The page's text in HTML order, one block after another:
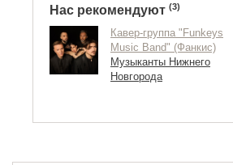
Нас рекомендуют (3)
Кавер-группа "Funkeys
Music Band" (Фанкис)
Музыканты Нижнего
Новгорода